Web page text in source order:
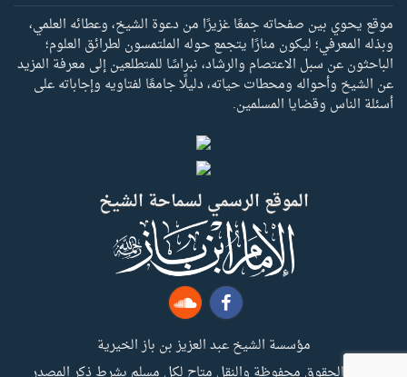
موقع يحوي بين صفحاته جمعًا غزيرًا من دعوة الشيخ، وعطائه العلمي،
وبذله المعرفي؛ ليكون منارًا يتجمع حوله الملتمسون لطرائق العلوم؛
الباحثون عن سبل الاعتصام والرشاد، نبراسًا للمتطلعين إلى معرفة المزيد
عن الشيخ وأحواله ومحطات حياته، دليلًا جامعًا لفتاويه وإجاباته على
أسئلة الناس وقضايا المسلمين.
الموقع الرسمي لسماحة الشيخ
مؤسسة الشيخ عبد العزيز بن باز الخيرية